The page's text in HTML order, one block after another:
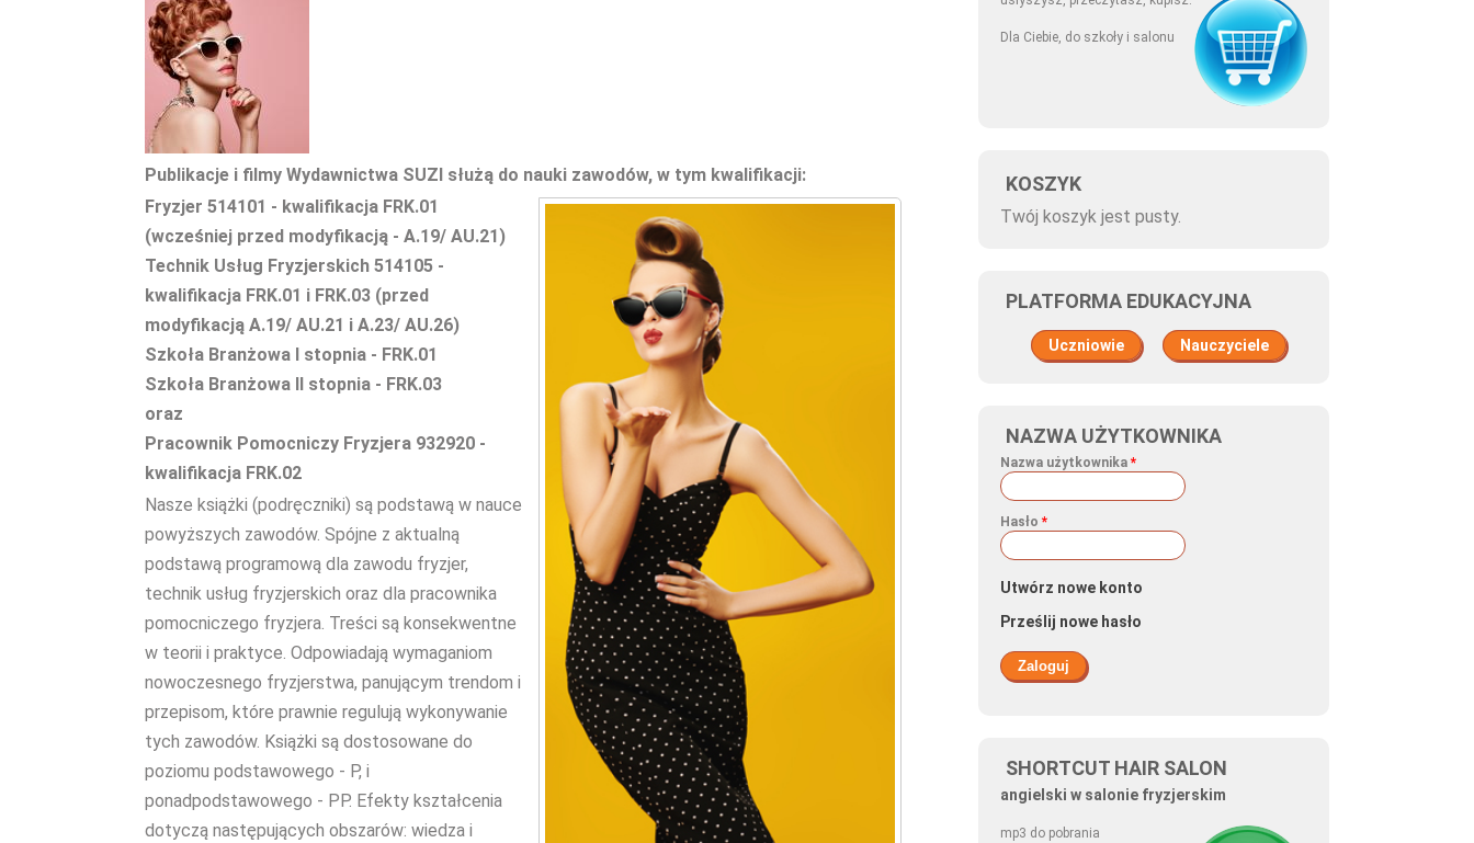
Dla Ciebie, do szkoły i salonu
KOSZYK
Twój koszyk jest pusty.
PLATFORMA EDUKACYJNA
Uczniowie Nauczyciele
NAZWA UŻYTKOWNIKA
Nazwa użytkownika *
Hasło *
Utwórz nowe konto
Prześlij nowe hasło
SHORTCUT HAIR SALON
angielski w salonie fryzjerskim
mp3 do pobrania
Publikacje i filmy Wydawnictwa SUZI służą do nauki zawodów, w tym kwalifikacji:
Fryzjer 514101 - kwalifikacja FRK.01
(wcześniej przed modyfikacją - A.19/ AU.21)
Technik Usług Fryzjerskich 514105 -
kwalifikacja FRK.01 i FRK.03 (przed
modyfikacją A.19/ AU.21 i A.23/ AU.26)
Szkoła Branżowa I stopnia - FRK.01
Szkoła Branżowa II stopnia - FRK.03
oraz
Pracownik Pomocniczy Fryzjera 932920 -
kwalifikacja FRK.02
Nasze książki (podręczniki) są podstawą w nauce
powyższych zawodów. Spójne z aktualną
podstawą programową dla zawodu fryzjer,
technik usług fryzjerskich oraz dla pracownika
pomocniczego fryzjera. Treści są konsekwentne
w teorii i praktyce. Odpowiadają wymaganiom
nowoczesnego fryzjerstwa, panującym trendom i
przepisom, które prawnie regulują wykonywanie
tych zawodów. Książki są dostosowane do
poziomu podstawowego - P, i
ponadpodstawowego - PP. Efekty kształcenia
dotyczą następujących obszarów: wiedza i